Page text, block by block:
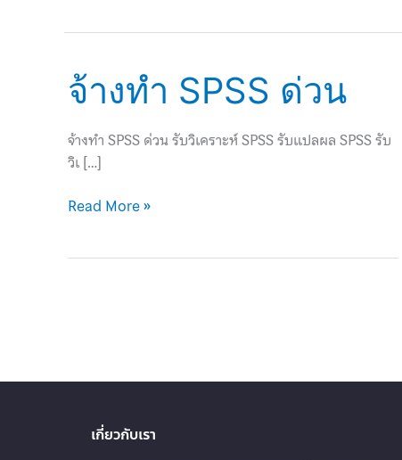
จ้างทำ SPSS ด่วน
จ้างทำ SPSS ด่วน รับวิเคราะห์ SPSS รับแปลผล SPSS รับ
วิเ […]
จ้าง
ทำ
ด่วน
Read More »
เกี่ยวกับเรา